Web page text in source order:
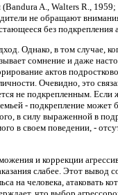
A., Walters R.,
не обращают
без подкрепления
Однако, в том случае,
сомнение и даже
актов
Очевидно, это
не подкрепленным.
- подкрепление
в силу выраженной в
в своем поведении, -
и коррекции
слабее. Этот
на человека, атаковать